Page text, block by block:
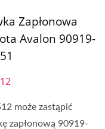
Zapłonowa
Avalon 90919-
może zastąpić
zapłonową 90919-